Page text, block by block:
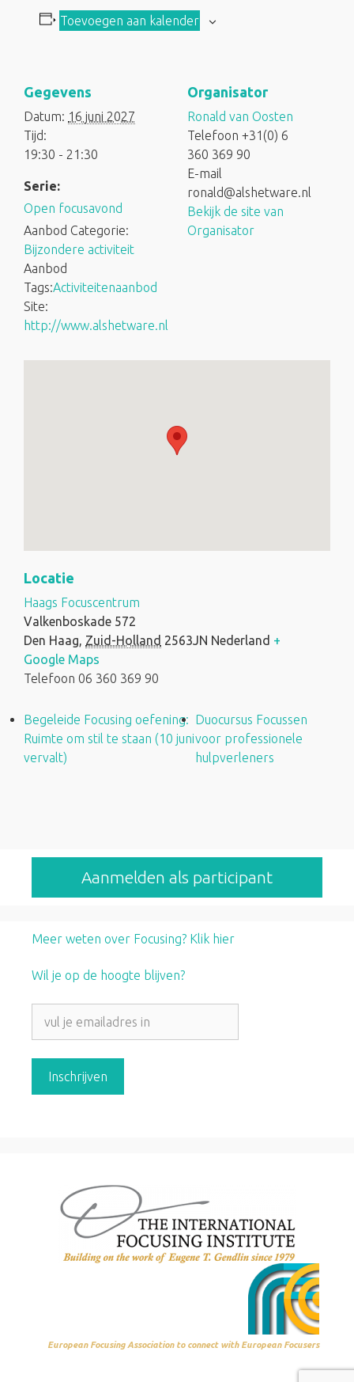
Toevoegen aan kalender
Gegevens
Datum: 16 juni 2027
Tijd:
19:30 - 21:30
Serie:
Open focusavond
Aanbod Categorie:
Bijzondere activiteit
Aanbod
Tags:Activiteitenaanbod
Site:
http://www.alshetware.nl
Organisator
Ronald van Oosten
Telefoon +31(0) 6
360 369 90
E-mail
ronald@alshetware.nl
Bekijk de site van
Organisator
Locatie
Haags Focuscentrum
Valkenboskade 572
Den Haag, Zuid-Holland 2563JN Nederland +
Google Maps
Telefoon 06 360 369 90
Begeleide Focusing oefening:
Ruimte om stil te staan (10 juni
vervalt)
Duocursus Focussen
voor professionele
hulpverleners
Aanmelden als participant
Meer weten over Focusing? Klik hier
Wil je op de hoogte blijven?
European Focusing Association to connect with European Focusers